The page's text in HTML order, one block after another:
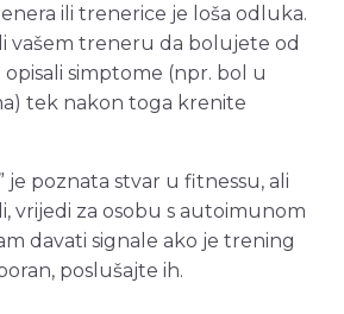
ili trenerice je loša odluka.
vašem treneru da bolujete od
simptome (npr. bol u
tek nakon toga krenite
je poznata stvar u fitnessu, ali
vrijedi za osobu s autoimunom
davati signale ako je trening
poslušajte ih.